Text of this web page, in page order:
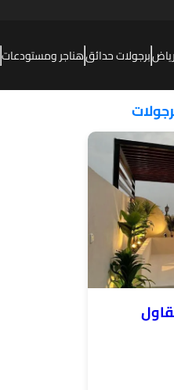
برجولات حدائقهناجر ومستودعات